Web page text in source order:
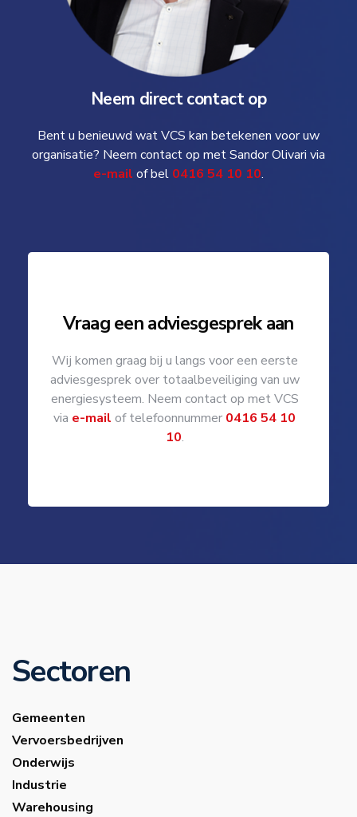
Neem direct contact op
Bent u benieuwd wat VCS kan betekenen voor uw
organisatie? Neem contact op met Sandor Olivari via
e-mail of bel 0416 54 10 10.
Vraag een adviesgesprek aan
Wij komen graag bij u langs voor een eerste
adviesgesprek over totaalbeveiliging van uw
energiesysteem. Neem contact op met VCS
via e-mail of telefoonnummer 0416 54 10
10.
Sectoren
Gemeenten
Vervoersbedrijven
Onderwijs
Industrie
Warehousing